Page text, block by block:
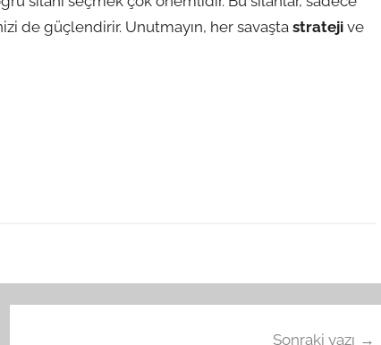
de güçlendirir. Unutmayın, her savaşta strateji ve
Sonraki yazı